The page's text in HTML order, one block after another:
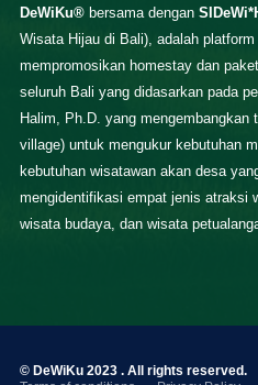
DeWiKu®bersama dengan
Wisata Hijau di Bali), adalah
mempromosikan homestay dan
seluruh Bali yang didasarkan pada
Halim, Ph.D. yang mengembangkan
village) untuk mengukur kebutuhan
kebutuhan wisatawan akan desa
mengidentifikasi empat jenis atraksi
wisata budaya, dan wisata
© DeWiKu 2023 . All rights reserved.